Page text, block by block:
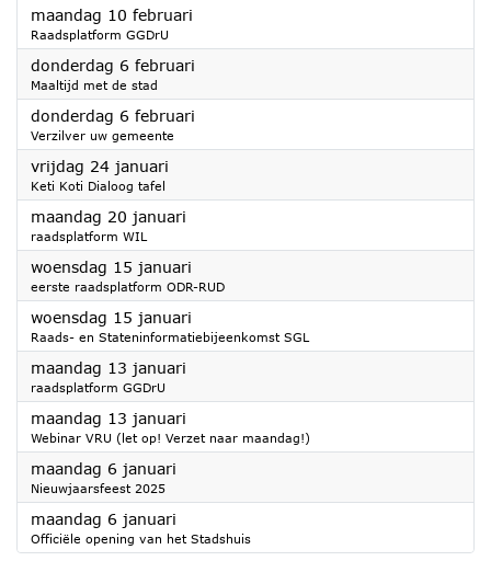
maandag 10 februari
Raadsplatform GGDrU
donderdag 6 februari
Maaltijd met de stad
donderdag 6 februari
Verzilver uw gemeente
vrijdag 24 januari
Keti Koti Dialoog tafel
maandag 20 januari
raadsplatform WIL
woensdag 15 januari
eerste raadsplatform ODR-RUD
woensdag 15 januari
Raads- en Stateninformatiebijeenkomst SGL
maandag 13 januari
raadsplatform GGDrU
maandag 13 januari
Webinar VRU (let op! Verzet naar maandag!)
maandag 6 januari
Nieuwjaarsfeest 2025
maandag 6 januari
Officiële opening van het Stadshuis